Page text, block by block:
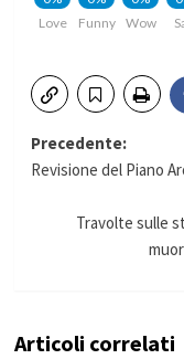
Love
Funny
Wow
Precedente:
Revisione del Piano
Travolte sulle
Articoli correlati